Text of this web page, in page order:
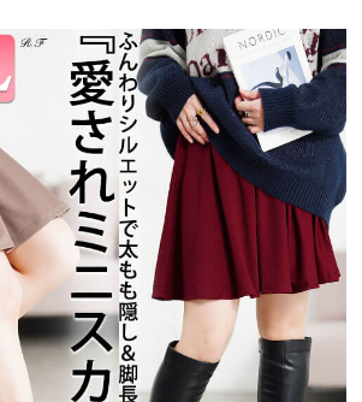
入りで着ていたフレアのスカート
まったので、同じようなのを探し
軽やかでヘビロテで使用出来そ